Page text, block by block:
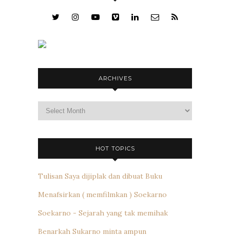
ARCHIVES
HOT TOPICS
Tulisan Saya dijiplak dan dibuat Buku
Menafsirkan ( memfilmkan ) Soekarno
Soekarno - Sejarah yang tak memihak
Benarkah Sukarno minta ampun